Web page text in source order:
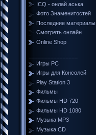
ICQ - онлай аська
Фото Знаменитостей
Последние материалы
Смотреть онлайн
Online Shop
================
Игры PC
Игры для Консолей
Play Station 3
Фильмы
Фильмы HD 720
Фильмы HD 1080
Музыка MP3
Музыка CD